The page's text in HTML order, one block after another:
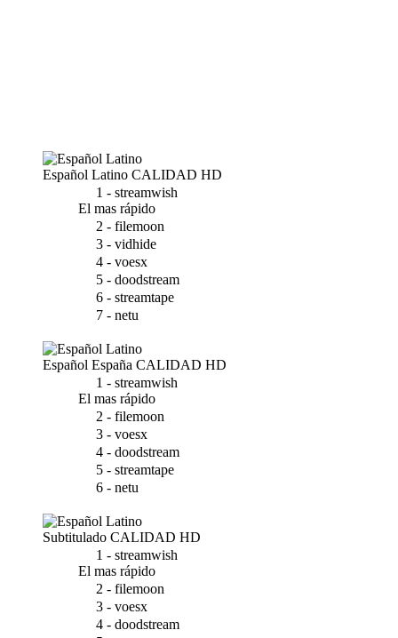
Español Latino CALIDAD HD
1 - streamwish
El mas rápido
2 - filemoon
3 - vidhide
4 - voesx
5 - doodstream
6 - streamtape
7 - netu
Español España CALIDAD HD
1 - streamwish
El mas rápido
2 - filemoon
3 - voesx
4 - doodstream
5 - streamtape
6 - netu
Subtitulado CALIDAD HD
1 - streamwish
El mas rápido
2 - filemoon
3 - voesx
4 - doodstream